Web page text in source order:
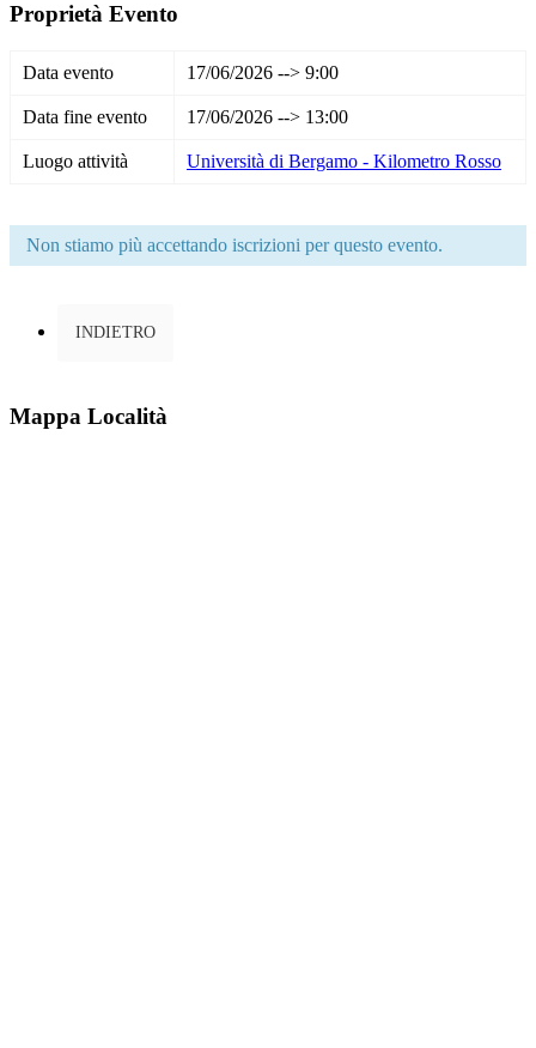
Proprietà Evento
Data evento 17/06/2026 --> 9:00
Data fine evento 17/06/2026 --> 13:00
Luogo attività Università di Bergamo - Kilometro Rosso
Non stiamo più accettando iscrizioni per questo evento.
INDIETRO
Mappa Località